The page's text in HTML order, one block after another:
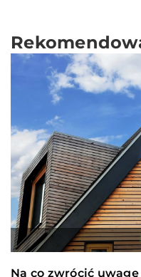
Na co zwrócić